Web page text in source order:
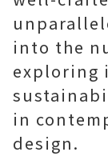
into the
exploring
in
design.